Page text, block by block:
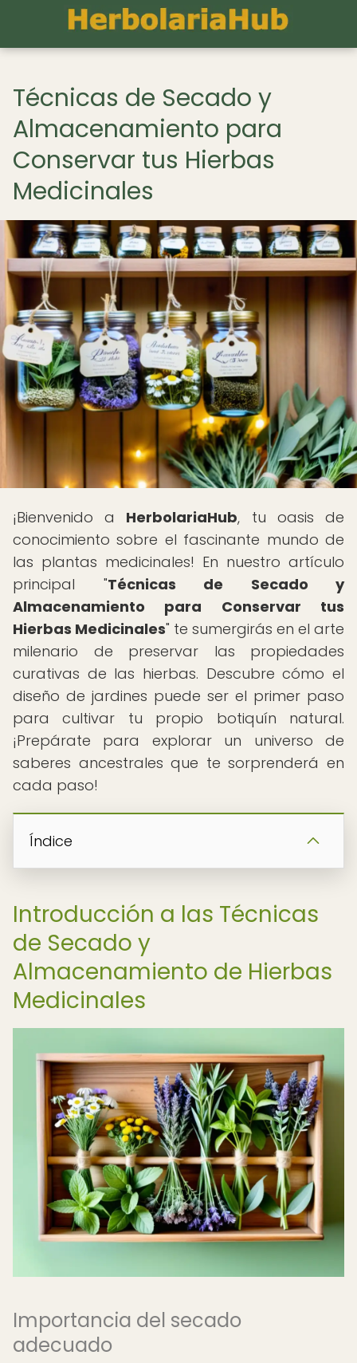
Técnicas de Secado y
Almacenamiento para
Conservar tus Hierbas
Medicinales
¡Bienvenido a HerbolariaHub, tu oasis de
conocimiento sobre el fascinante mundo de
las plantas medicinales! En nuestro artículo
principal "Técnicas de Secado y
Almacenamiento para Conservar tus
Hierbas Medicinales" te sumergirás en el arte
milenario de preservar las propiedades
curativas de las hierbas. Descubre cómo el
diseño de jardines puede ser el primer paso
para cultivar tu propio botiquín natural.
¡Prepárate para explorar un universo de
saberes ancestrales que te sorprenderá en
cada paso!
Índice
Introducción a las Técnicas
de Secado y
Almacenamiento de Hierbas
Medicinales
Importancia del secado
adecuado